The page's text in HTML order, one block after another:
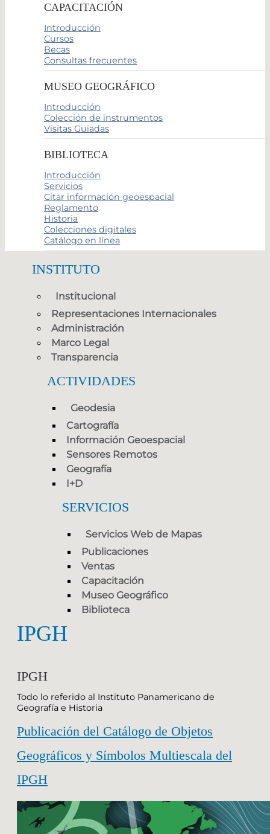
CAPACITACIÓN
Introducción
Cursos
Becas
Consultas frecuentes
MUSEO GEOGRÁFICO
Introducción
Colección de instrumentos
Visitas Guiadas
BIBLIOTECA
Introducción
Servicios
Citar información geoespacial
Reglamento
Historia
Colecciones digitales
Catálogo en línea
INSTITUTO
Institucional
Representaciones Internacionales
Administración
Marco Legal
Transparencia
ACTIVIDADES
Geodesia
Cartografía
Información Geoespacial
Sensores Remotos
Geografía
I+D
SERVICIOS
Servicios Web de Mapas
Publicaciones
Ventas
Capacitación
Museo Geográfico
Biblioteca
IPGH
IPGH
Todo lo referido al Instituto Panamericano de
Geografía e Historia
Publicación del Catálogo de Objetos
Geográficos y Símbolos Multiescala del
IPGH